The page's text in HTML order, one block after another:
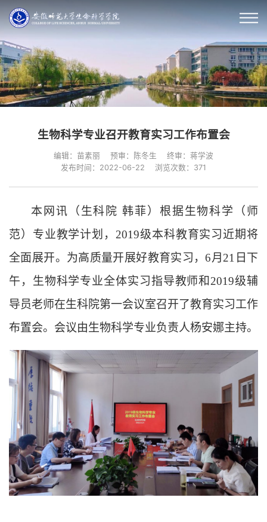
生物科学专业召开教育实习工作布置会
编辑：苗素丽 预审：陈冬生
终审：蒋学波
发布时间：2022-06-22
浏览次数： 371
本网讯（生科院 韩菲）根据生物科学（师
范）专业教学计划，2019级本科教育实习近期将
全面展开。为高质量开展好教育实习，6月21日下
午，生物科学专业全体实习指导教师和2019级辅
导员老师在生科院第一会议室召开了教育实习工作
布置会。会议由生物科学专业负责人杨安娜主持。